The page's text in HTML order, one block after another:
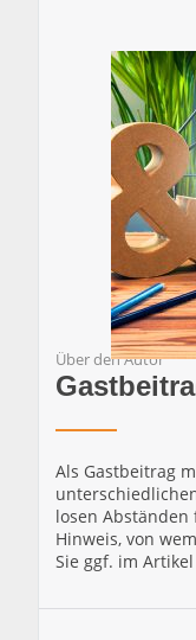
Über den Autor
Als Gastbeitrag
losen
Hinweis, von
Sie ggf. im